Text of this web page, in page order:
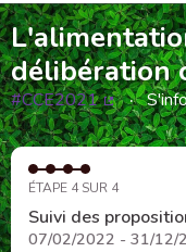
délibération
#CCE2021
(Lien
ÉTAPE 4 SUR 4
Suivi des
07/02/2022 - 31/12/